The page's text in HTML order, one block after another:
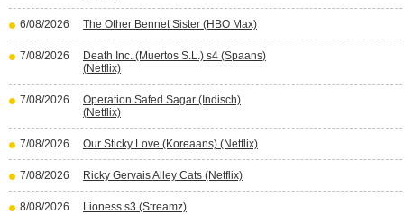
6/08/2026 The Other Bennet Sister (HBO Max)
7/08/2026
Death Inc. (Muertos S.L.) s4 (Spaans)
(Netflix)
7/08/2026
Operation Safed Sagar (Indisch)
(Netflix)
7/08/2026 Our Sticky Love (Koreaans) (Netflix)
7/08/2026 Ricky Gervais Alley Cats (Netflix)
8/08/2026 Lioness s3 (Streamz)